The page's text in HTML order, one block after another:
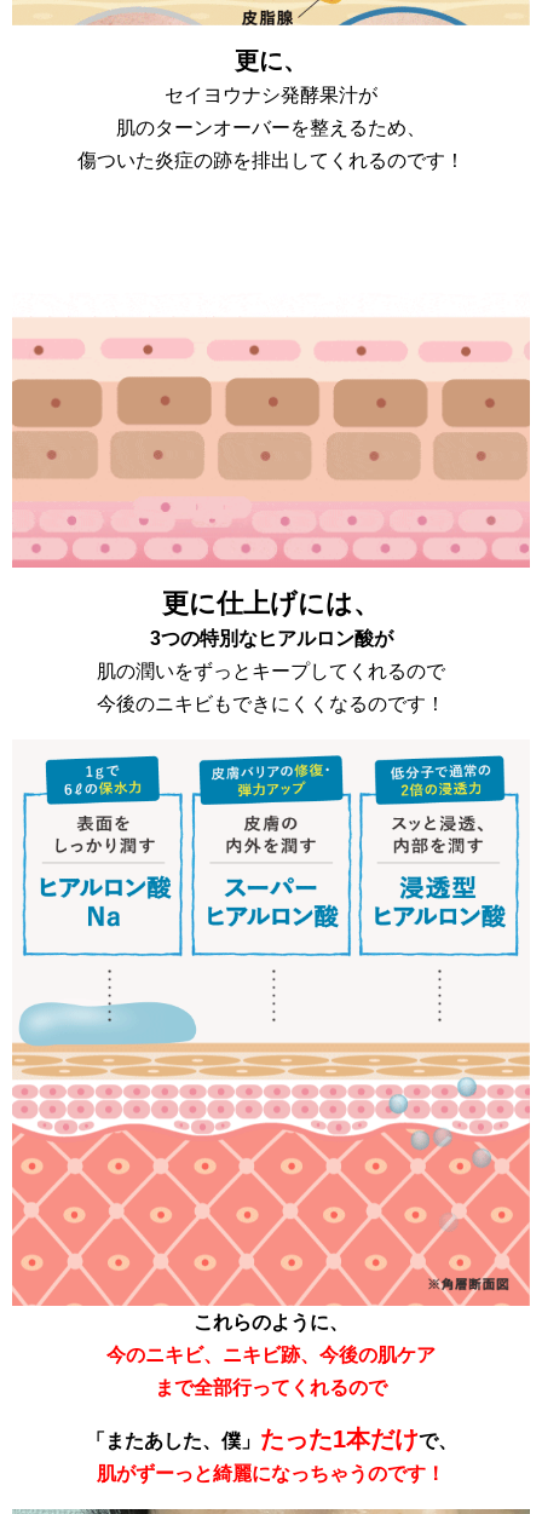
更に、
セイヨウナシ発酵果汁が
肌のターンオーバーを整えるため、
傷ついた炎症の跡を排出してくれるのです！
更に仕上げには、
3つの特別なヒアルロン酸が
肌の潤いをずっとキープしてくれるので
今後のニキビもできにくくなるのです！
これらのように、
今のニキビ、ニキビ跡、今後の肌ケア
まで全部行ってくれるので
「またあした、僕」 たった1本だけで、
肌がずーっと綺麗になっちゃうのです！